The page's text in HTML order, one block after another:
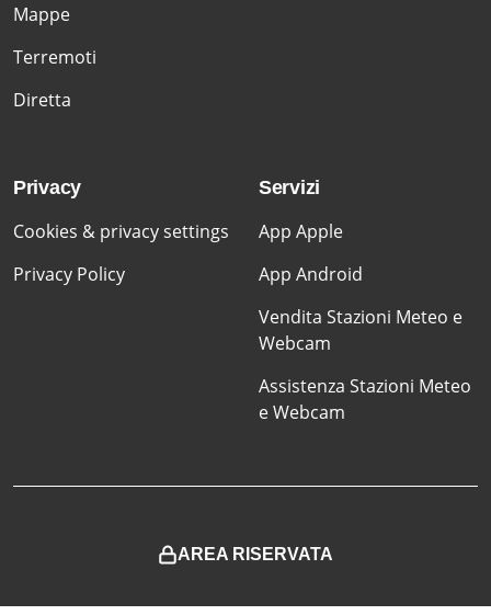
Mappe
Terremoti
Diretta
Privacy
Cookies & privacy settings
Privacy Policy
Servizi
App Apple
App Android
Vendita Stazioni Meteo e
Webcam
Assistenza Stazioni Meteo
e Webcam
AREA RISERVATA